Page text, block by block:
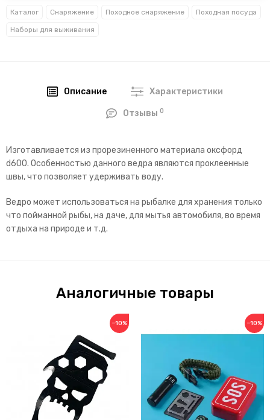
Каталог Снаряжение Походное снаряжение Походная посуда
Наборы для выживания
Описание Характеристики
Отзывы0
Изготавливается из прорезиненного материала оксфорд
d600. Особенностью данного ведра являются проклеенные
швы, что позволяет удерживать воду.
Ведро может использоваться на рыбалке для хранения только
что пойманной рыбы, на даче, для мытья автомобиля, во время
отдыха на природе и т.д.
Аналогичные товары
−10% −10%